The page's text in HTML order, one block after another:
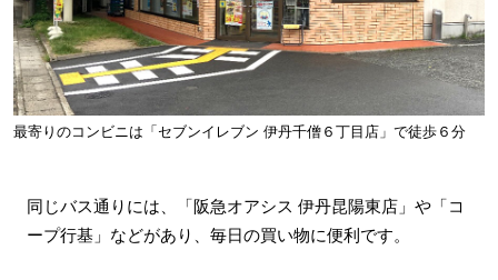
最寄りのコンビニは「セブンイレブン 伊丹千僧６丁目店」で徒歩６分
同じバス通りには、「阪急オアシス 伊丹昆陽東店」や「コ
ープ行基」などがあり、毎日の買い物に便利です。